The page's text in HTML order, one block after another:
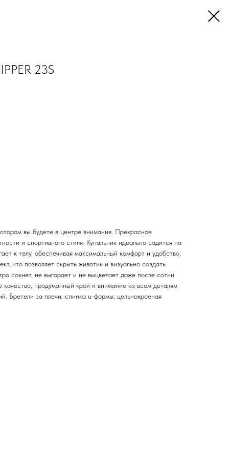
23S
вы будете в центре внимания. Прекрасное
и спортивного стиля. Купальник идеально садится на
к телу, обеспечивая максимальный комфорт и удобство.
что позволяет скрыть животик и визуально создать
сохнет, не выгорает и не выцветает даже после сотни
продуманный крой и внимание ко всем деталям
Бретели за плечи, спинка u-формы, цельнокроеная